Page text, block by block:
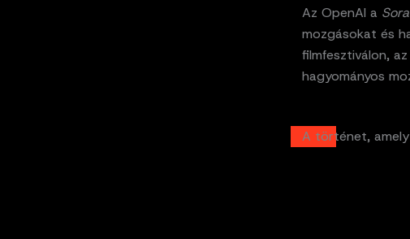
Az OpenAI a
mozgásokat és
filmfesztiválon,
hagyományos
A történet,